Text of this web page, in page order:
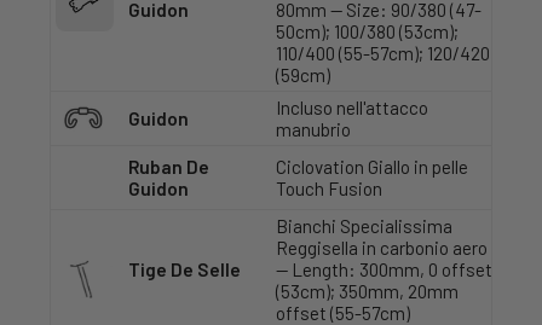
Guidon
80mm — Size: 90/380 (47-
50cm); 100/380 (53cm);
110/400 (55-57cm); 120/420
(59cm)
Guidon
Incluso nell'attacco
manubrio
Ruban De
Guidon
Ciclovation Giallo in pelle
Touch Fusion
Tige De Selle
Bianchi Specialissima
Reggisella in carbonio aero
— Length: 300mm, 0 offset
(53cm); 350mm, 20mm
offset (55-57cm)